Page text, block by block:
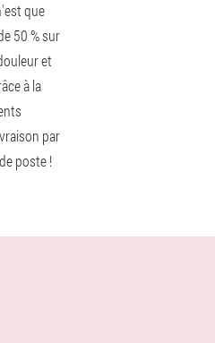
que
50 % sur
et
à la
par
poste !